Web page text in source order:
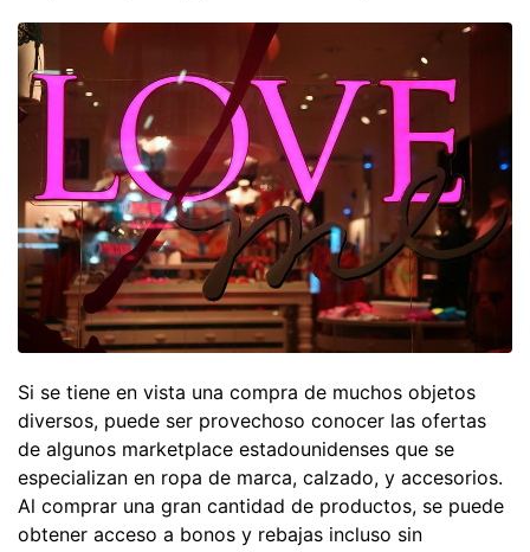
Si se tiene en vista una compra de muchos objetos
diversos, puede ser provechoso conocer las ofertas
de algunos marketplace estadounidenses que se
especializan en ropa de marca, calzado, y accesorios.
Al comprar una gran cantidad de productos, se puede
obtener acceso a bonos y rebajas incluso sin